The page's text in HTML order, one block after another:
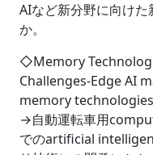
AIなど新分野に向け
か。
◇Memory
Challenges-Edge AI
memory technologies
→自動運転車用
でのartificial